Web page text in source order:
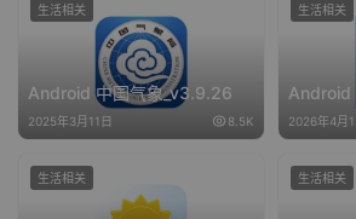
Android 中国气象_v3.9.26
2025年3月11日 8.5K
生活相关
Android
2026年4月
生活相关
生活相关 生活相关